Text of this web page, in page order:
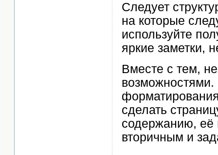
Следует
на которые
используйте
яркие заметки,
Вместе с тем,
возможностями.
сделать
содержанию,
вторичным и